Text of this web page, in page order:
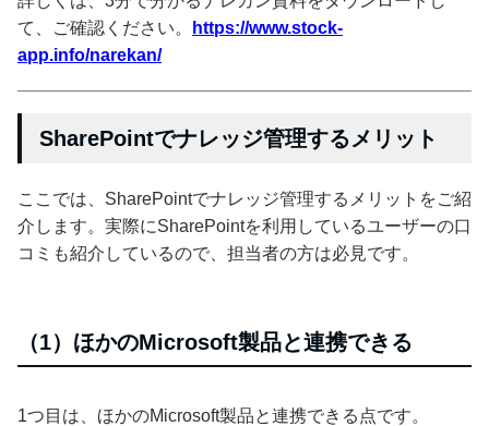
て、ご確認ください。
https://www.stock-
app.info/narekan/
SharePointでナレッジ管理するメリット
ここでは、SharePointでナレッジ管理するメリットをご紹
介します。実際にSharePointを利用しているユーザーの口
コミも紹介しているので、担当者の方は必見です。
（1）ほかのMicrosoft製品と連携できる
1つ目は、ほかのMicrosoft製品と連携できる点です。